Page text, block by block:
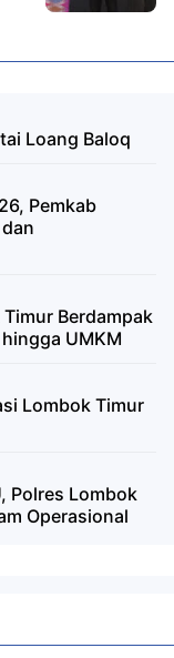
Loang Baloq
Pemkab
Berdampak
UMKM
Lombok Timur
Polres Lombok
Operasional